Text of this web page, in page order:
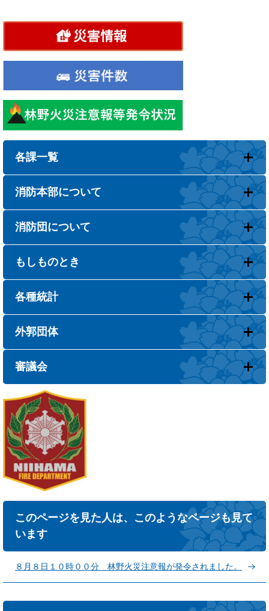
各課一覧
消防本部について
消防団について
もしものとき
各種統計
外郭団体
審議会
このページを見た人は、このようなページも見て
います
８月８日１０時００分 林野火災注意報が発令されました。